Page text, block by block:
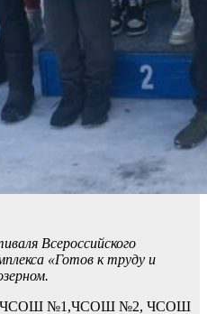
Всероссийского
«Готов к труду и
ЧСОШ №1,ЧСОШ №2, ЧСОШ